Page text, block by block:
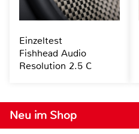
Neu im Shop
Einzeltest
Fishhead Audio
Resolution 2.5 C